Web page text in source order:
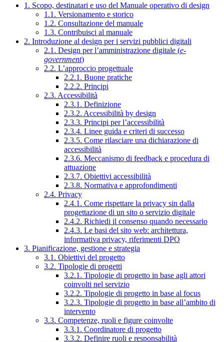
1. Scopo, destinatari e uso del Manuale operativo di design
1.1. Versionamento e storico
1.2. Consultazione del manuale
1.3. Contribuisci al manuale
2. Introduzione al design per i servizi pubblici digitali
2.1. Design per l’amministrazione digitale (e-
government)
2.2. L’approccio progettuale
2.2.1. Buone pratiche
2.2.2. Principi
2.3. Accessibilità
2.3.1. Definizione
2.3.2. Accessibilità by design
2.3.3. Principi per l’accessibilità
2.3.4. Linee guida e criteri di successo
2.3.5. Come rilasciare una dichiarazione di
accessibilità
2.3.6. Meccanismo di feedback e procedura di
attuazione
2.3.7. Obiettivi accessibilità
2.3.8. Normativa e approfondimenti
2.4. Privacy
2.4.1. Come rispettare la privacy sin dalla
progettazione di un sito o servizio digitale
2.4.2. Richiedi il consenso quando necessario
2.4.3. Le basi del sito web: architettura,
informativa privacy, riferimenti DPO
3. Pianificazione, gestione e strategia
3.1. Obiettivi del progetto
3.2. Tipologie di progetti
3.2.1. Tipologie di progetto in base agli attori
coinvolti nel servizio
3.2.2. Tipologie di progetto in base al focus
3.2.3. Tipologie di progetto in base all’ambito di
intervento
3.3. Competenze, ruoli e figure coinvolte
3.3.1. Coordinatore di progetto
3.3.2. Definire ruoli e responsabilità